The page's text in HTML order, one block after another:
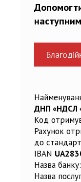
ДНП «НДСЛ
Код
Рахунок
до
IBAN
Назва банку:
Назва